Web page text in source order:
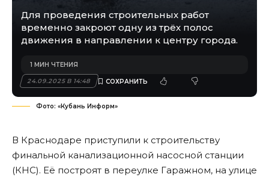
Для проведения строительных работ
временно закроют одну из трёх полос
движения в направлении к центру города.
24.09.2025 В 14:48
1 МИН ЧТЕНИЯ
Фото: «Кубань Информ»
В Краснодаре приступили к строительству
финальной канализационной насосной станции
(КНС). Её построят в переулке Гаражном, на улице